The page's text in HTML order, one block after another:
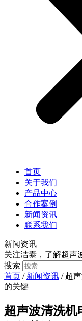
首页
关于我们
产品中心
合作案例
新闻资讯
联系我们
新闻资讯
关注洁泰，了解超声
搜索
首页 / 新闻资讯 / 超
的关键
超声波清洗机